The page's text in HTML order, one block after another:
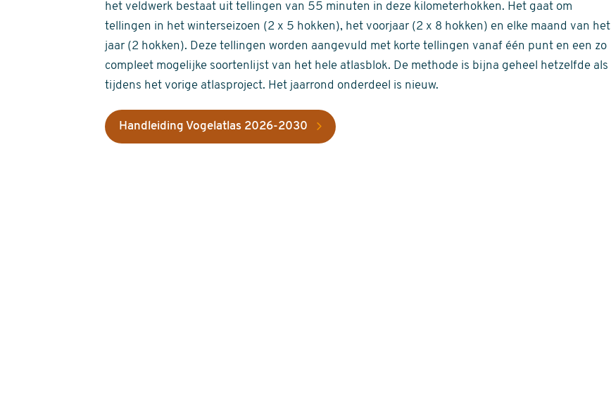
het veldwerk bestaat uit tellingen van 55 minuten in deze kilometerhokken. Het gaat om
tellingen in het winterseizoen (2 x 5 hokken), het voorjaar (2 x 8 hokken) en elke maand van het
jaar (2 hokken). Deze tellingen worden aangevuld met korte tellingen vanaf één punt en een zo
compleet mogelijke soortenlijst van het hele atlasblok. De methode is bijna geheel hetzelfde als
tijdens het vorige atlasproject. Het jaarrond onderdeel is nieuw.
Handleiding Vogelatlas 2026-2030